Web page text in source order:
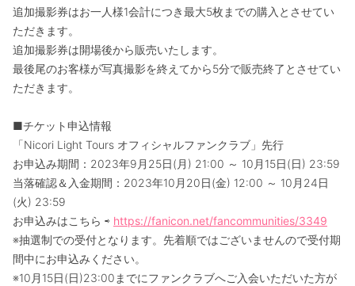
追加撮影券はお一人様1会計につき最大5枚までの購入とさせてい
ただきます。
追加撮影券は開場後から販売いたします。
最後尾のお客様が写真撮影を終えてから5分で販売終了とさせてい
ただきます。
■チケット申込情報
「Nicori Light Tours オフィシャルファンクラブ」先行
お申込み期間：2023年9月25日(月) 21:00 ～ 10月15日(日) 23:59
当落確認＆入金期間：2023年10月20日(金) 12:00 ～ 10月24日
(火) 23:59
お申込みはこちら ⇨ https://fanicon.net/fancommunities/3349
※抽選制での受付となります。先着順ではございませんので受付期
間中にお申込みください。
※10月15日(日)23:00までにファンクラブへご入会いただいた方が